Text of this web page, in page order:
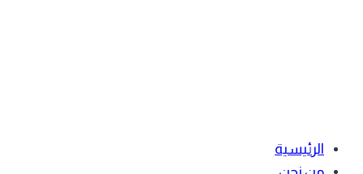
الرئيسية